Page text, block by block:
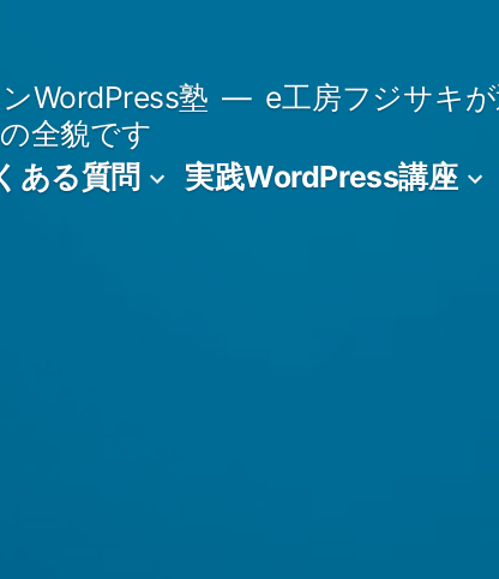
WordPress塾
e工房フジサキ
全貌です
ある質問 実践WordPress講座